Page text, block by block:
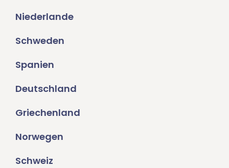
Niederlande
Schweden
Spanien
Deutschland
Griechenland
Norwegen
Schweiz